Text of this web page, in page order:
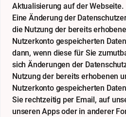
Aktualisierung auf der Webseite.
Eine Änderung der
die Nutzung der bereits
Nutzerkonto gespeicherten
dann, wenn diese für Sie
sich Änderungen der
Nutzung der bereits erhobenen
Nutzerkonto gespeicherten
Sie rechtzeitig per Email, auf
unseren Apps oder in anderer